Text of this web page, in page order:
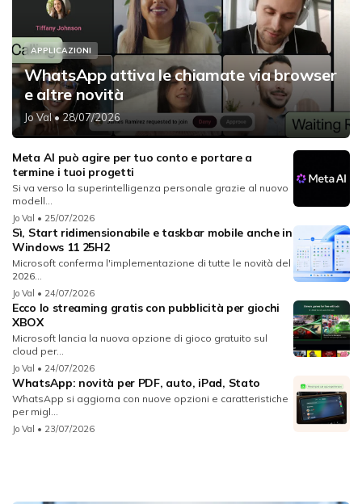
APPLICAZIONI
WhatsApp attiva le chiamate via browser
e altre novità
Jo Val• 28/07/2026
Meta AI può agire per tuo conto e portare a
termine i tuoi progetti
Si va verso la superintelligenza personale grazie al nuovo
modell...
Jo Val • 25/07/2026
Sì, Start ridimensionabile e taskbar mobile anche in
Windows 11 25H2
Microsoft conferma l'implementazione di tutte le novità del
2026...
Jo Val • 24/07/2026
Ecco lo streaming gratis con pubblicità per giochi
XBOX
Microsoft lancia la nuova opzione di gioco gratuito sul
cloud per...
Jo Val • 24/07/2026
WhatsApp: novità per PDF, auto, iPad, Stato
WhatsApp si aggiorna con nuove opzioni e caratteristiche
per migl...
Jo Val • 23/07/2026